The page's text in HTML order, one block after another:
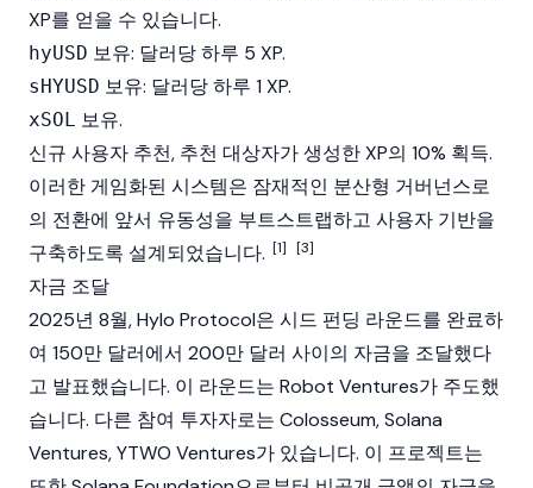
XP를 얻을 수 있습니다.
hyUSD 보유: 달러당 하루 5 XP.
sHYUSD 보유: 달러당 하루 1 XP.
xSOL 보유.
신규 사용자 추천, 추천 대상자가 생성한 XP의 10% 획득.
이러한 게임화된 시스템은 잠재적인 분산형 거버넌스로
의 전환에 앞서 유동성을 부트스트랩하고 사용자 기반을
구축하도록 설계되었습니다. [1] [3]
자금 조달
2025년 8월, Hylo Protocol은 시드 펀딩 라운드를 완료하
여 150만 달러에서 200만 달러 사이의 자금을 조달했다
고 발표했습니다. 이 라운드는 Robot Ventures가 주도했
습니다. 다른 참여 투자자로는 Colosseum,Solana
Ventures, YTWO Ventures가 있습니다. 이 프로젝트는